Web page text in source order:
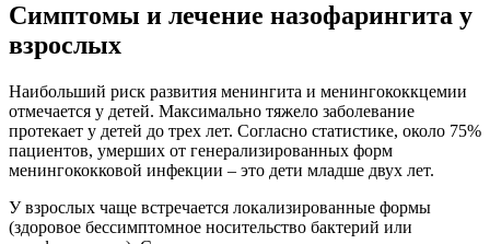
Симптомы и лечение назофарингита у
взрослых
Наибольший риск развития менингита и менингококкцемии
отмечается у детей. Максимально тяжело заболевание
протекает у детей до трех лет. Согласно статистике, около 75%
пациентов, умерших от генерализированных форм
менингококковой инфекции – это дети младше двух лет.
У взрослых чаще встречается локализированные формы
(здоровое бессимптомное носительство бактерий или